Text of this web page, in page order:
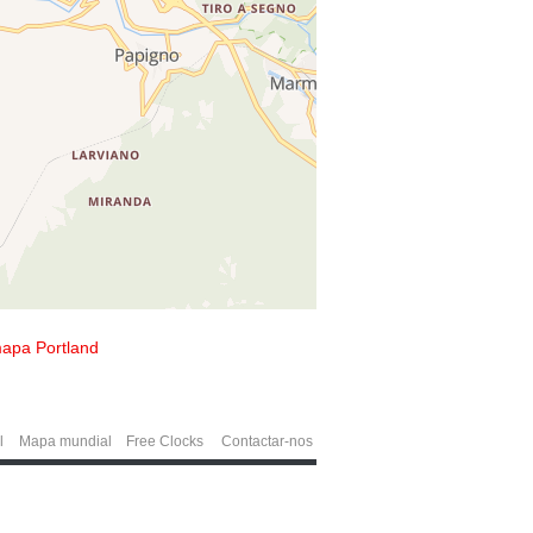
Portland
Mapa mundial Free Clocks Contactar-nos